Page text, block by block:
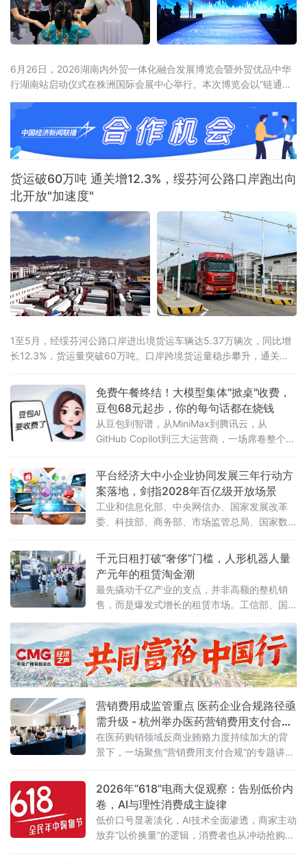
6月26日，2026湖南内外贸一体化融合发展博览会暨外贸优品中华
行湖南站启动仪式在株洲国际会展中心举行。本次博览会以“链通内
万平方米，设置四大主题馆、十大特色展区，吸引近600家企业参
展，来自15个国家和地区及国内20余个省市的近2000名客商参会。
喀麦隆驻华大使、驻华使团团长马丁·姆巴纳，商务部外贸发展事务
局副局
货运破60万吨 通关增12.3%，绥芬河公路口岸跑出向
北开放"加速度"
1至5月，经绥芬河公路口岸进出境货运车辆达5.37万辆次，同比增
长12.3%，货运量突破60万吨。口岸跨境货运量稳步攀升，通关车
免费午餐终结！大模型集体"掀桌"收费，
豆包68元起步，你的每句话都在烧钱
从豆包到智谱，从MiniMax到腾讯云，从
GitHub Copilot到三大运营商，一场席卷整个AI
时代"最后的残垣。《人民日报》今日刊发读者
点题文章，直指核心之问：大模型收费，合理
吗？答案藏在一组令人咋舌的数字里。一、账
单爆发：日均140万亿
平台经济大中小企业协同发展三年行动方
案落地，剑指2028年百亿级开放场景
工业和信息化部、中央网信办、国家发展改革
委、科技部、商务部、市场监管总局、国家数
业协同发展行动方案（2026—2028年）》（工
信部联信管〔2026〕119号），以系统性制度
设计打通大中小企业融通堵点，为平台经济转
型升级按下"加速键"。关键数据亮眼：三批清
单、百个试点、六十个场景方案明确，到2028
年，平台经济大中小企业协同发
千元日租打破“奢侈”门槛，人形机器人量
产元年的租赁淘金潮
最先撬动千亿产业的支点，并非高额的整机销
售，而是爆发式增长的租赁市场。工信部、国
2026年度人形机器人与具身智能实
营销费用成监管重点 医药企业合规路径亟
需升级 - 杭州举办医药营销费用支付合规
专题讲座
在医药购销领域反商业贿赂力度持续加大的背
景下，一场聚焦“营销费用支付合规”的专题讲座
及合规服务等产业链各环节的50余位企业代
表，围绕两高最新司法解释及行业纠风工作要
求，深入探讨合规经营与风险防控的实践路
径。6月5日，由杭州金华商会食品药品分会主
办、药闻天下与和泽医药承办的“医药企业营销
2026年“618”电商大促观察：告别低价内
卷，AI与理性消费成主旋律
低价口号显著淡化，AI技术全面渗透，商家主动
放弃“以价换量”的逻辑，消费者也从冲动抢购转